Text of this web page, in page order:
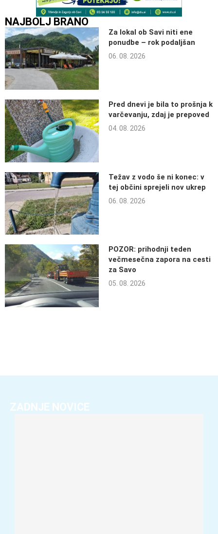
NAJBOLJ BRANO
Za lokal ob Savi niti ene
ponudbe – rok podaljšan
06. 08. 2026
Pred dnevi je bila to prošnja k
varčevanju, zdaj je prepoved
04. 08. 2026
Težav z vodo še ni konec: v
tej občini sprejeli nov ukrep
06. 08. 2026
POZOR: prihodnji teden
večmesečna zapora na cesti
za Savo
05. 08. 2026
ZADNJE NOVICE